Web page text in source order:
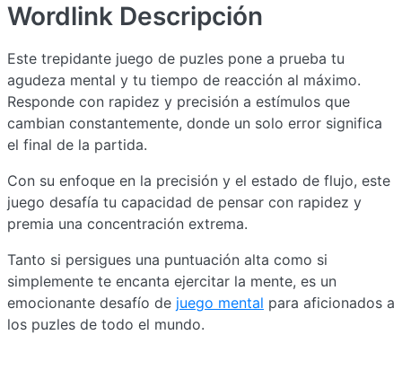
Wordlink Descripción
Este trepidante juego de puzles pone a prueba tu
agudeza mental y tu tiempo de reacción al máximo.
Responde con rapidez y precisión a estímulos que
cambian constantemente, donde un solo error significa
el final de la partida.
Con su enfoque en la precisión y el estado de flujo, este
juego desafía tu capacidad de pensar con rapidez y
premia una concentración extrema.
Tanto si persigues una puntuación alta como si
simplemente te encanta ejercitar la mente, es un
emocionante desafío de juego mental para aficionados a
los puzles de todo el mundo.